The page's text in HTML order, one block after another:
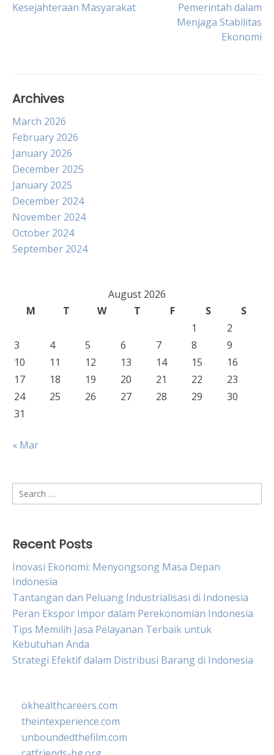
navigation
Kesejahteraan Masyarakat
Pemerintah dalam
Menjaga Stabilitas
Ekonomi
Archives
March 2026
February 2026
January 2026
December 2025
January 2025
December 2024
November 2024
October 2024
September 2024
August 2026
M
T W T F S
S
1
2
3
4 5 6 7 8
9
10
11 12 13 14 15
16
17
18 19 20 21 22
23
24
25 26 27 28 29
30
31
« Mar
Search
for:
Recent Posts
Inovasi Ekonomi: Menyongsong Masa Depan
Indonesia
Tantangan dan Peluang Industrialisasi di Indonesia
Peran Ekspor Impor dalam Perekonomian Indonesia
Tips Memilih Jasa Pelayanan Terbaik untuk
Kebutuhan Anda
Strategi Efektif dalam Distribusi Barang di Indonesia
okhealthcareers.com
theintexperience.com
unboundedthefilm.com